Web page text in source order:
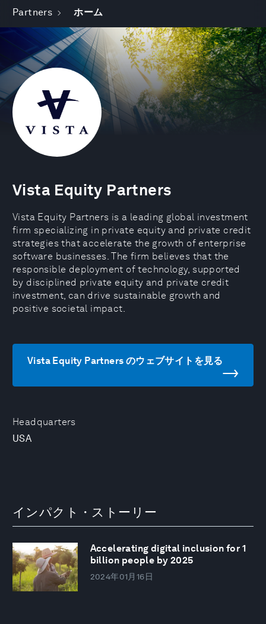
Partners ホーム
Headquarters
USA
Vista Equity Partners
Vista Equity Partners is a leading global investment
firm specializing in private equity and private credit
strategies that accelerate the growth of enterprise
software businesses. The firm believes that the
responsible deployment of technology, supported
by disciplined private equity and private credit
investment, can drive sustainable growth and
positive societal impact.
Vista Equity Partners のウェブサイトを見る
インパクト・ストーリー
Accelerating digital inclusion for 1
billion people by 2025
2024年01月16日